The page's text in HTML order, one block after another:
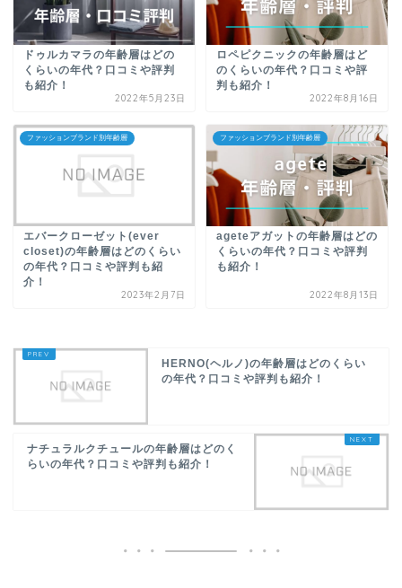
ドゥルカマラの年齢層はどの
くらいの年代？口コミや評判
も紹介！
2022年5月23日
ロペピクニックの年齢層はど
のくらいの年代？口コミや評
判も紹介！
2022年8月16日
ファッションブランド別年齢層
エバークローゼット(ever
closet)の年齢層はどのくらい
の年代？口コミや評判も紹
介！
2023年2月7日
ファッションブランド別年齢層
ageteアガットの年齢層はどの
くらいの年代？口コミや評判
も紹介！
2022年8月13日
HERNO(ヘルノ)の年齢層はどのくらい
の年代？口コミや評判も紹介！
ナチュラルクチュールの年齢層はどのく
らいの年代？口コミや評判も紹介！